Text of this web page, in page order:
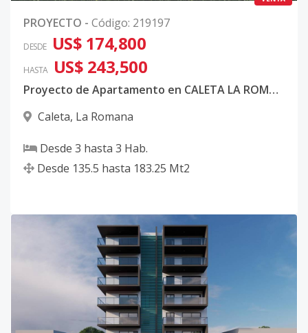
PROYECTO - Código: 219197
DESDE US$ 174,800
HASTA US$ 243,500
Proyecto de Apartamento en CALETA LA ROMANA
Caleta, La Romana
Desde 3 hasta 3 Hab.
Desde 135.5 hasta 183.25 Mt2